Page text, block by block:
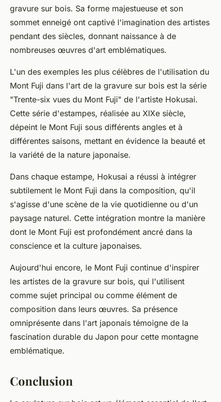
gravure sur bois. Sa forme majestueuse et son
sommet enneigé ont captivé l'imagination des artistes
pendant des siècles, donnant naissance à de
nombreuses œuvres d'art emblématiques.
L'un des exemples les plus célèbres de l'utilisation du
Mont Fuji dans l'art de la gravure sur bois est la série
"Trente-six vues du Mont Fuji" de l'artiste Hokusai.
Cette série d'estampes, réalisée au XIXe siècle,
dépeint le Mont Fuji sous différents angles et à
différentes saisons, mettant en évidence la beauté et
la variété de la nature japonaise.
Dans chaque estampe, Hokusai a réussi à intégrer
subtilement le Mont Fuji dans la composition, qu'il
s'agisse d'une scène de la vie quotidienne ou d'un
paysage naturel. Cette intégration montre la manière
dont le Mont Fuji est profondément ancré dans la
conscience et la culture japonaises.
Aujourd'hui encore, le Mont Fuji continue d'inspirer
les artistes de la gravure sur bois, qui l'utilisent
comme sujet principal ou comme élément de
composition dans leurs œuvres. Sa présence
omniprésente dans l'art japonais témoigne de la
fascination durable du Japon pour cette montagne
emblématique.
Conclusion